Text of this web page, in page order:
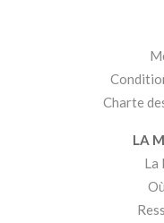
Charte
LA
La